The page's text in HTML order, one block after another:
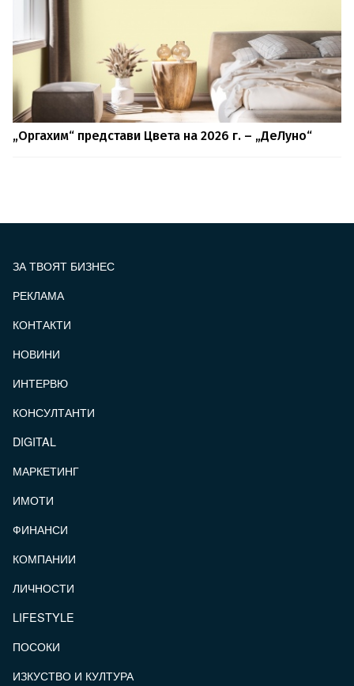
„Оргахим“ представи Цвета на 2026 г. – „ДеЛуно“
ЗА ТВОЯТ БИЗНЕС
РЕКЛАМА
КОНТАКТИ
НОВИНИ
ИНТЕРВЮ
КОНСУЛТАНТИ
DIGITAL
МАРКЕТИНГ
ИМОТИ
ФИНАНСИ
КОМПАНИИ
ЛИЧНОСТИ
LIFESTYLE
ПОСОКИ
ИЗКУСТВО И КУЛТУРА